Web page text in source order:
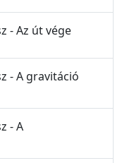
- Az út vége
- A gravitáció
- A